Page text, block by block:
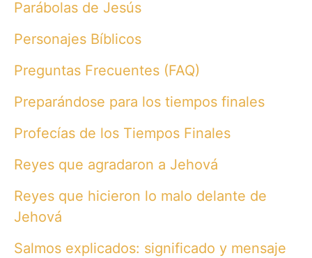
Parábolas de Jesús
Personajes Bíblicos
Preguntas Frecuentes (FAQ)
Preparándose para los tiempos finales
Profecías de los Tiempos Finales
Reyes que agradaron a Jehová
Reyes que hicieron lo malo delante de
Jehová
Salmos explicados: significado y mensaje